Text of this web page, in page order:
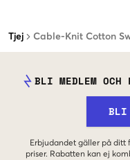
Tjej Cable-Knit Cotton
BLI MEDLEM
BLI
Erbjudandet gäller på ditt
priser. Rabatten kan ej